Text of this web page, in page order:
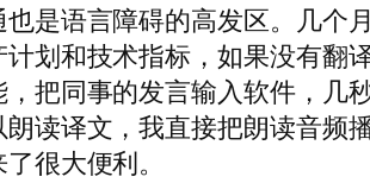
是语言障碍的高发区。几个
划和技术指标，如果没有翻
把同事的发言输入软件，几
读译文，我直接把朗读音频
很大便利。